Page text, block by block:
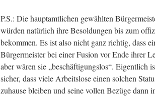
P.S.: Die hauptamtlichen gewählten
würden natürlich ihre Besoldungen bis zum
bekommen. Es ist also nicht ganz richtig, dass
Bürgermeister bei einer Fusion vor Ende ihrer
aber wären sie „beschäftigungslos“. Eigentlich
sicher, dass viele Arbeitslose einen solchen
zuhause bleiben und seine vollen Bezüge dann